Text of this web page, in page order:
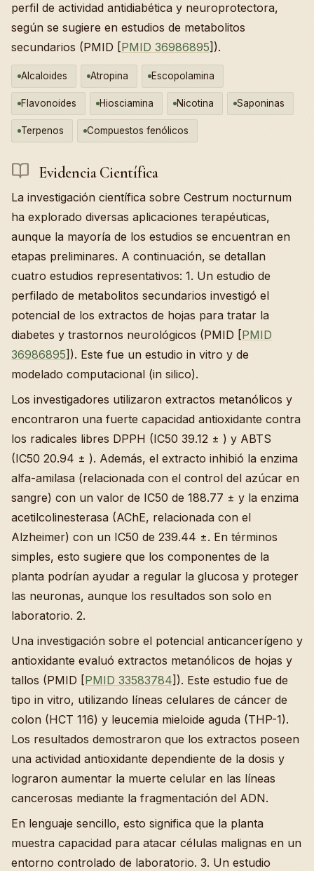
perfil de actividad antidiabética y neuroprotectora,
según se sugiere en estudios de metabolitos
secundarios (PMID [PMID 36986895]).
Alcaloides Atropina Escopolamina
Flavonoides Hiosciamina Nicotina Saponinas
Terpenos Compuestos fenólicos
Evidencia Científica
La investigación científica sobre Cestrum nocturnum
ha explorado diversas aplicaciones terapéuticas,
aunque la mayoría de los estudios se encuentran en
etapas preliminares. A continuación, se detallan
cuatro estudios representativos: 1. Un estudio de
perfilado de metabolitos secundarios investigó el
potencial de los extractos de hojas para tratar la
diabetes y trastornos neurológicos (PMID [PMID
36986895]). Este fue un estudio in vitro y de
modelado computacional (in silico).
Los investigadores utilizaron extractos metanólicos y
encontraron una fuerte capacidad antioxidante contra
los radicales libres DPPH (IC50 39.12 ± ) y ABTS
(IC50 20.94 ± ). Además, el extracto inhibió la enzima
alfa-amilasa (relacionada con el control del azúcar en
sangre) con un valor de IC50 de 188.77 ± y la enzima
acetilcolinesterasa (AChE, relacionada con el
Alzheimer) con un IC50 de 239.44 ±. En términos
simples, esto sugiere que los componentes de la
planta podrían ayudar a regular la glucosa y proteger
las neuronas, aunque los resultados son solo en
laboratorio. 2.
Una investigación sobre el potencial anticancerígeno y
antioxidante evaluó extractos metanólicos de hojas y
tallos (PMID [PMID 33583784]). Este estudio fue de
tipo in vitro, utilizando líneas celulares de cáncer de
colon (HCT 116) y leucemia mieloide aguda (THP-1).
Los resultados demostraron que los extractos poseen
una actividad antioxidante dependiente de la dosis y
lograron aumentar la muerte celular en las líneas
cancerosas mediante la fragmentación del ADN.
En lenguaje sencillo, esto significa que la planta
muestra capacidad para atacar células malignas en un
entorno controlado de laboratorio. 3. Un estudio